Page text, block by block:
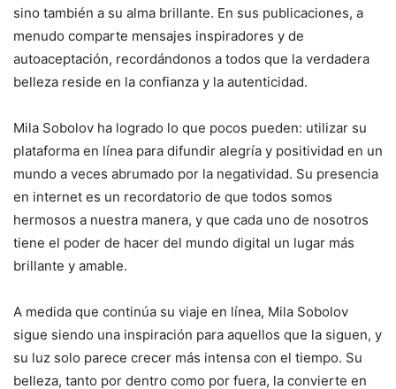
sino también a su alma brillante. En sus publicaciones, a
menudo comparte mensajes inspiradores y de
autoaceptación, recordándonos a todos que la verdadera
belleza reside en la confianza y la autenticidad.
Mila Sobolov ha logrado lo que pocos pueden: utilizar su
plataforma en línea para difundir alegría y positividad en un
mundo a veces abrumado por la negatividad. Su presencia
en internet es un recordatorio de que todos somos
hermosos a nuestra manera, y que cada uno de nosotros
tiene el poder de hacer del mundo digital un lugar más
brillante y amable.
A medida que continúa su viaje en línea, Mila Sobolov
sigue siendo una inspiración para aquellos que la siguen, y
su luz solo parece crecer más intensa con el tiempo. Su
belleza, tanto por dentro como por fuera, la convierte en